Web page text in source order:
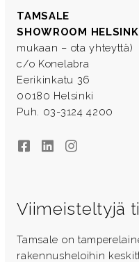
TAMSALE
SHOWROOM
mukaan – ota yhteyttä)
c/o Konelabra
Eerikinkatu 36
00180 Helsinki
Puh. 03-3124 4200
FacebookLinkedInInstagram
Viimeisteltyjä
Tamsale on
rakennusheloihin